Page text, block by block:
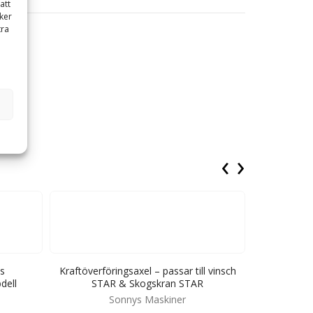
Kraftöverföringsaxel – passar till vinsch
STAR & Skogskran STAR
Sonnys Maskiner
‹ ›